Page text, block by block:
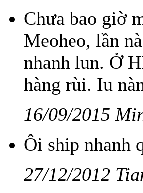
Chưa bao giờ
Meoheo, lần
nhanh lun. Ở
hàng rùi. Iu
16/09/2015
Ôi ship nhanh
27/12/2012